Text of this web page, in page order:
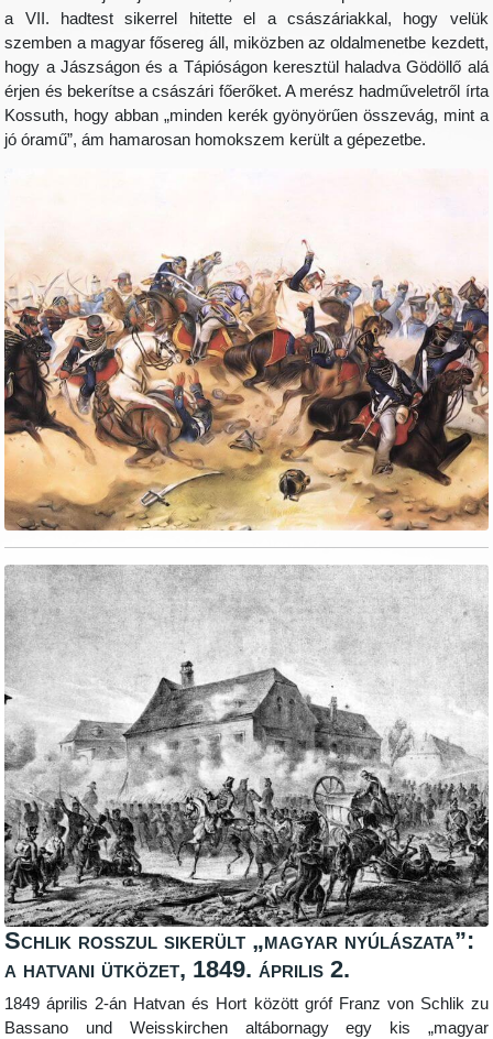
a VII. hadtest sikerrel hitette el a császáriakkal, hogy velük
szemben a magyar fősereg áll, miközben az oldalmenetbe kezdett,
hogy a Jászságon és a Tápióságon keresztül haladva Gödöllő alá
érjen és bekerítse a császári főerőket. A merész hadműveletről írta
Kossuth, hogy abban „minden kerék gyönyörűen összevág, mint a
jó óramű”, ám hamarosan homokszem került a gépezetbe.
Schlik rosszul sikerült „magyar nyúlászata”:
a hatvani ütközet, 1849. április 2.
1849 április 2-án Hatvan és Hort között gróf Franz von Schlik zu
Bassano und Weisskirchen altábornagy egy kis „magyar